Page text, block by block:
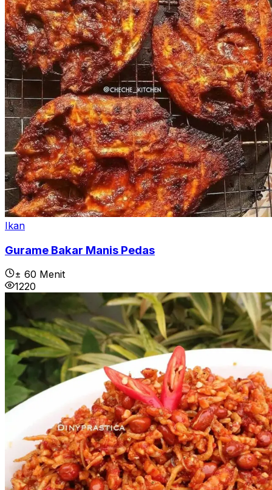
Ikan
Gurame Bakar Manis Pedas
± 60 Menit
1220